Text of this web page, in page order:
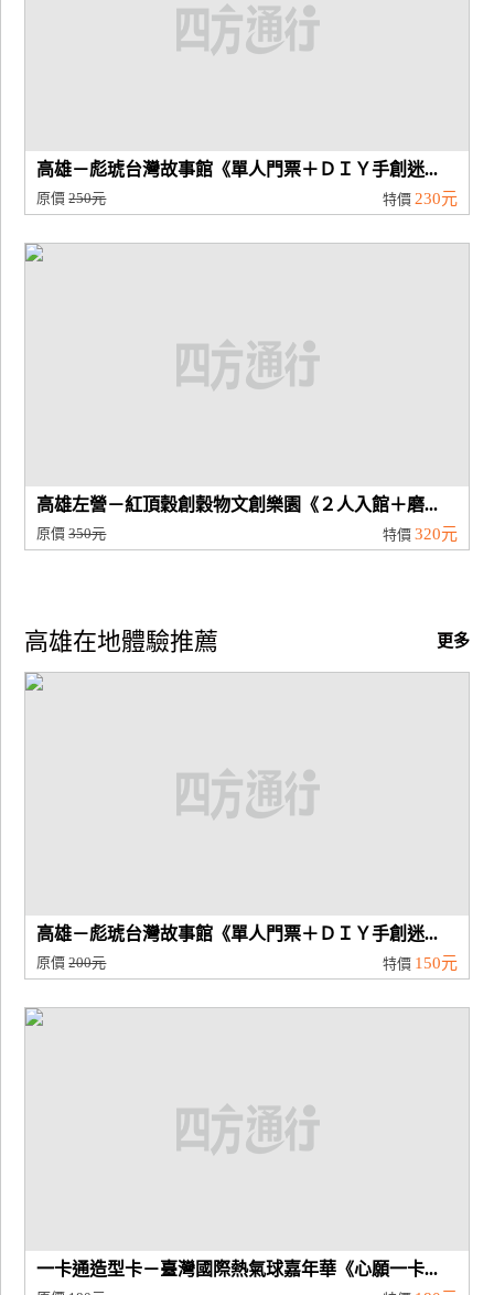
高雄－彪琥台灣故事館《單人門票＋ＤＩＹ手創迷...
原價250元 特價 230元
高雄左營－紅頂穀創穀物文創樂園《２人入館＋磨...
原價350元 特價 320元
更多
高雄在地體驗推薦
高雄－彪琥台灣故事館《單人門票＋ＤＩＹ手創迷...
原價200元 特價 150元
一卡通造型卡－臺灣國際熱氣球嘉年華《心願一卡...